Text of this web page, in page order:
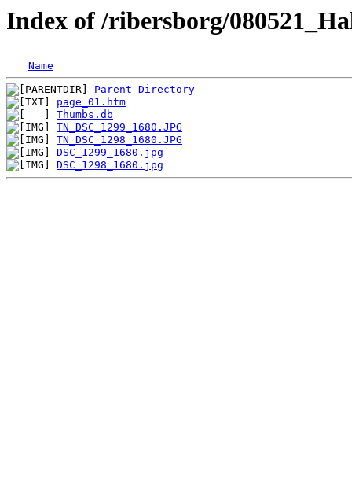
Index of /ribersborg/
Name
Parent Directory
page_01.htm
Thumbs.db
TN_DSC_1299_1680.JPG
TN_DSC_1298_1680.JPG
DSC_1299_1680.jpg
DSC_1298_1680.jpg